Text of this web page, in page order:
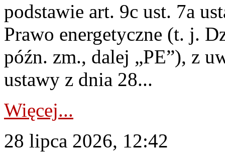
podstawie art. 9c ust. 7a
Prawo energetyczne (t. j.
późn. zm., dalej „PE”), z
ustawy z dnia 28...
Więcej...
28 lipca 2026, 12:42